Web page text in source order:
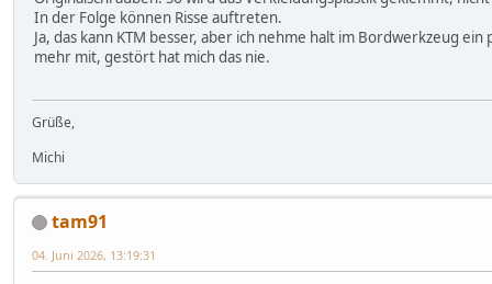
In der Folge können Risse auftreten.
Ja, das kann KTM besser, aber ich nehme halt im Bordwerkzeug ein
mehr mit, gestört hat mich das nie.
Grüße,
Michi
tam91
04. Juni 2026, 13:19:31